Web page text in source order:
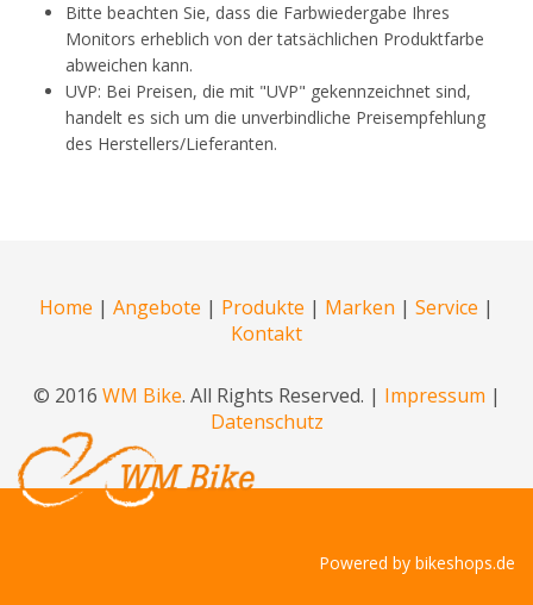
Bitte beachten Sie, dass die Farbwiedergabe Ihres
Monitors erheblich von der tatsächlichen Produktfarbe
abweichen kann.
UVP: Bei Preisen, die mit "UVP" gekennzeichnet sind,
handelt es sich um die unverbindliche Preisempfehlung
des Herstellers/Lieferanten.
Home | Angebote | Produkte | Marken | Service |
Kontakt
© 2016 WM Bike. All Rights Reserved. | Impressum |
Datenschutz
Powered by bikeshops.de